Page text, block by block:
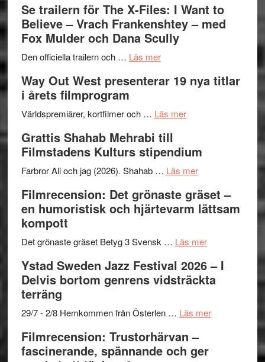
Park
–
kväll
Festival
II
Se trailern för The X-Files: I Want to
Believe – Vrach Frankenshtey – med
Fox Mulder och Dana Scully
Den officiella trailern och … Läs merom
trailern
The
Files:
I
Want
Believe
–
Frankenshtey
med
Fox
och
Scully
Way Out West presenterar 19 nya titlar
i årets filmprogram
Världspremiärer, kortfilmer och … Läs merom
West
presenterar
nya
titlar
årets
Grattis Shahab Mehrabi till
Filmstadens Kulturs stipendium
Farbror Ali och jag (2026). Shahab … Läs merom
Shahab
Mehrabi
Filmstadens
stipendium
Filmrecension: Det grönaste gräset –
en humoristisk och hjärtevarm lättsam
kompott
Det grönaste gräset Betyg 3 Svensk … Läs merom
Filmrecension:
Det
grönaste
–
och
Ystad Sweden Jazz Festival 2026 – I
Delvis bortom genrens vidsträckta
terräng
29/7 - 2/8 Hemkommen från Österlen … Läs merom
Filmrecension: Trustorhärvan –
fascinerande, spännande och ger